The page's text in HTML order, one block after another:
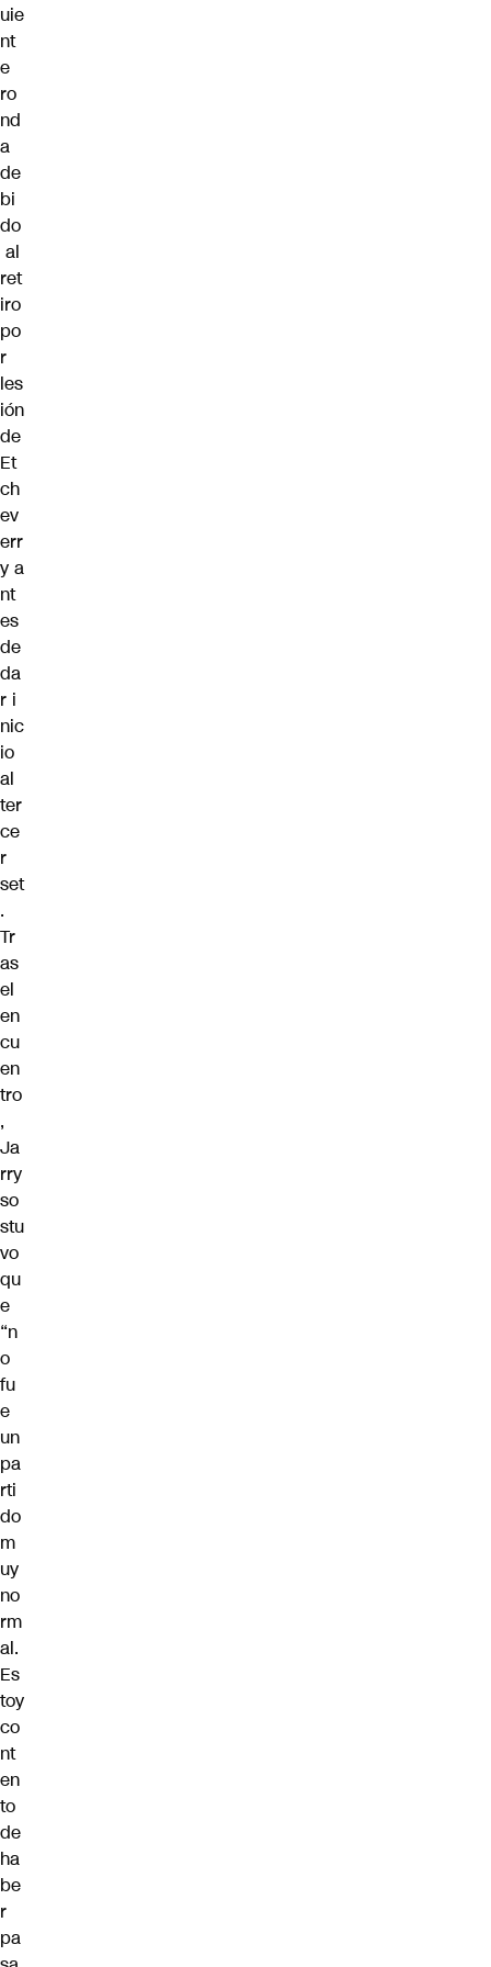
uie
nt
e
ro
nd
a
de
bi
do
al
ret
iro
po
r
les
ión
de
Et
ch
ev
err
y a
nt
es
de
da
r i
nic
io
al
ter
ce
r
set
.
Tr
as
el
en
cu
en
tro
,
Ja
rry
so
stu
vo
qu
e
“n
o
fu
e
un
pa
rti
do
m
uy
no
rm
al.
Es
toy
co
nt
en
to
de
ha
be
r
pa